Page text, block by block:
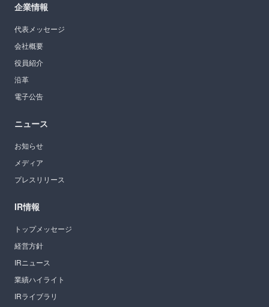
企業情報
代表メッセージ
会社概要
役員紹介
沿革
電子公告
ニュース
お知らせ
メディア
プレスリリース
IR情報
トップメッセージ
経営方針
IRニュース
業績ハイライト
IRライブラリ